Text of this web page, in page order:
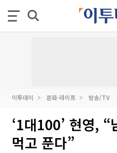
이투데이 문화·라이프 방송/TV
‘1대100’ 현영,
먹고 푼다”